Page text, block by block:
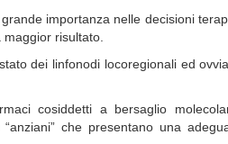
importanza nelle decisioni
risultato.
dei linfonodi locoregionali ed
cosiddetti a bersaglio
che presentano una